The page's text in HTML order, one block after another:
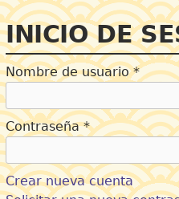
INICIO DE
Nombre de usuario*
Contraseña*
Crear nueva cuenta